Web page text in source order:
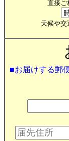
直接ご
天候や交
■お届けする郵